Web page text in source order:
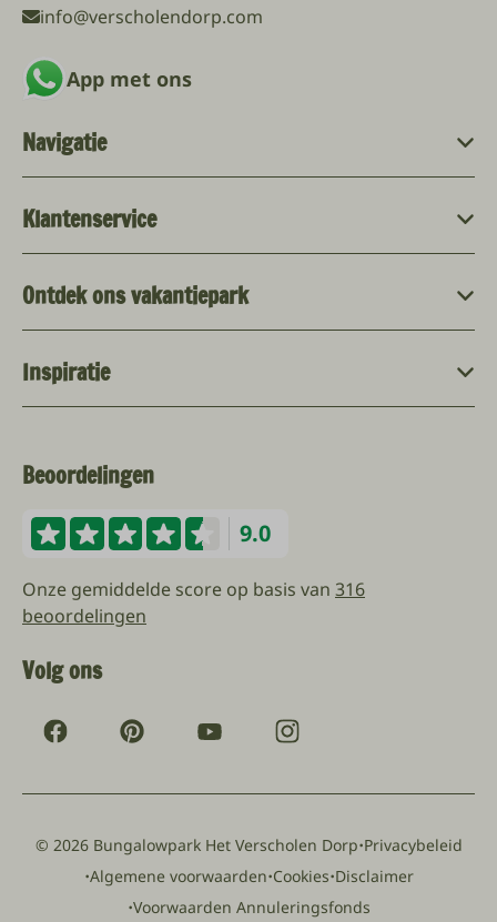
info@verscholendorp.com
App met ons
Navigatie
Klantenservice
Ontdek ons vakantiepark
Inspiratie
Beoordelingen
9.0
Onze gemiddelde score op basis van 316
beoordelingen
Volg ons
© 2026 Bungalowpark Het Verscholen Dorp·Privacybeleid
·Algemene voorwaarden·Cookies·Disclaimer
·Voorwaarden Annuleringsfonds